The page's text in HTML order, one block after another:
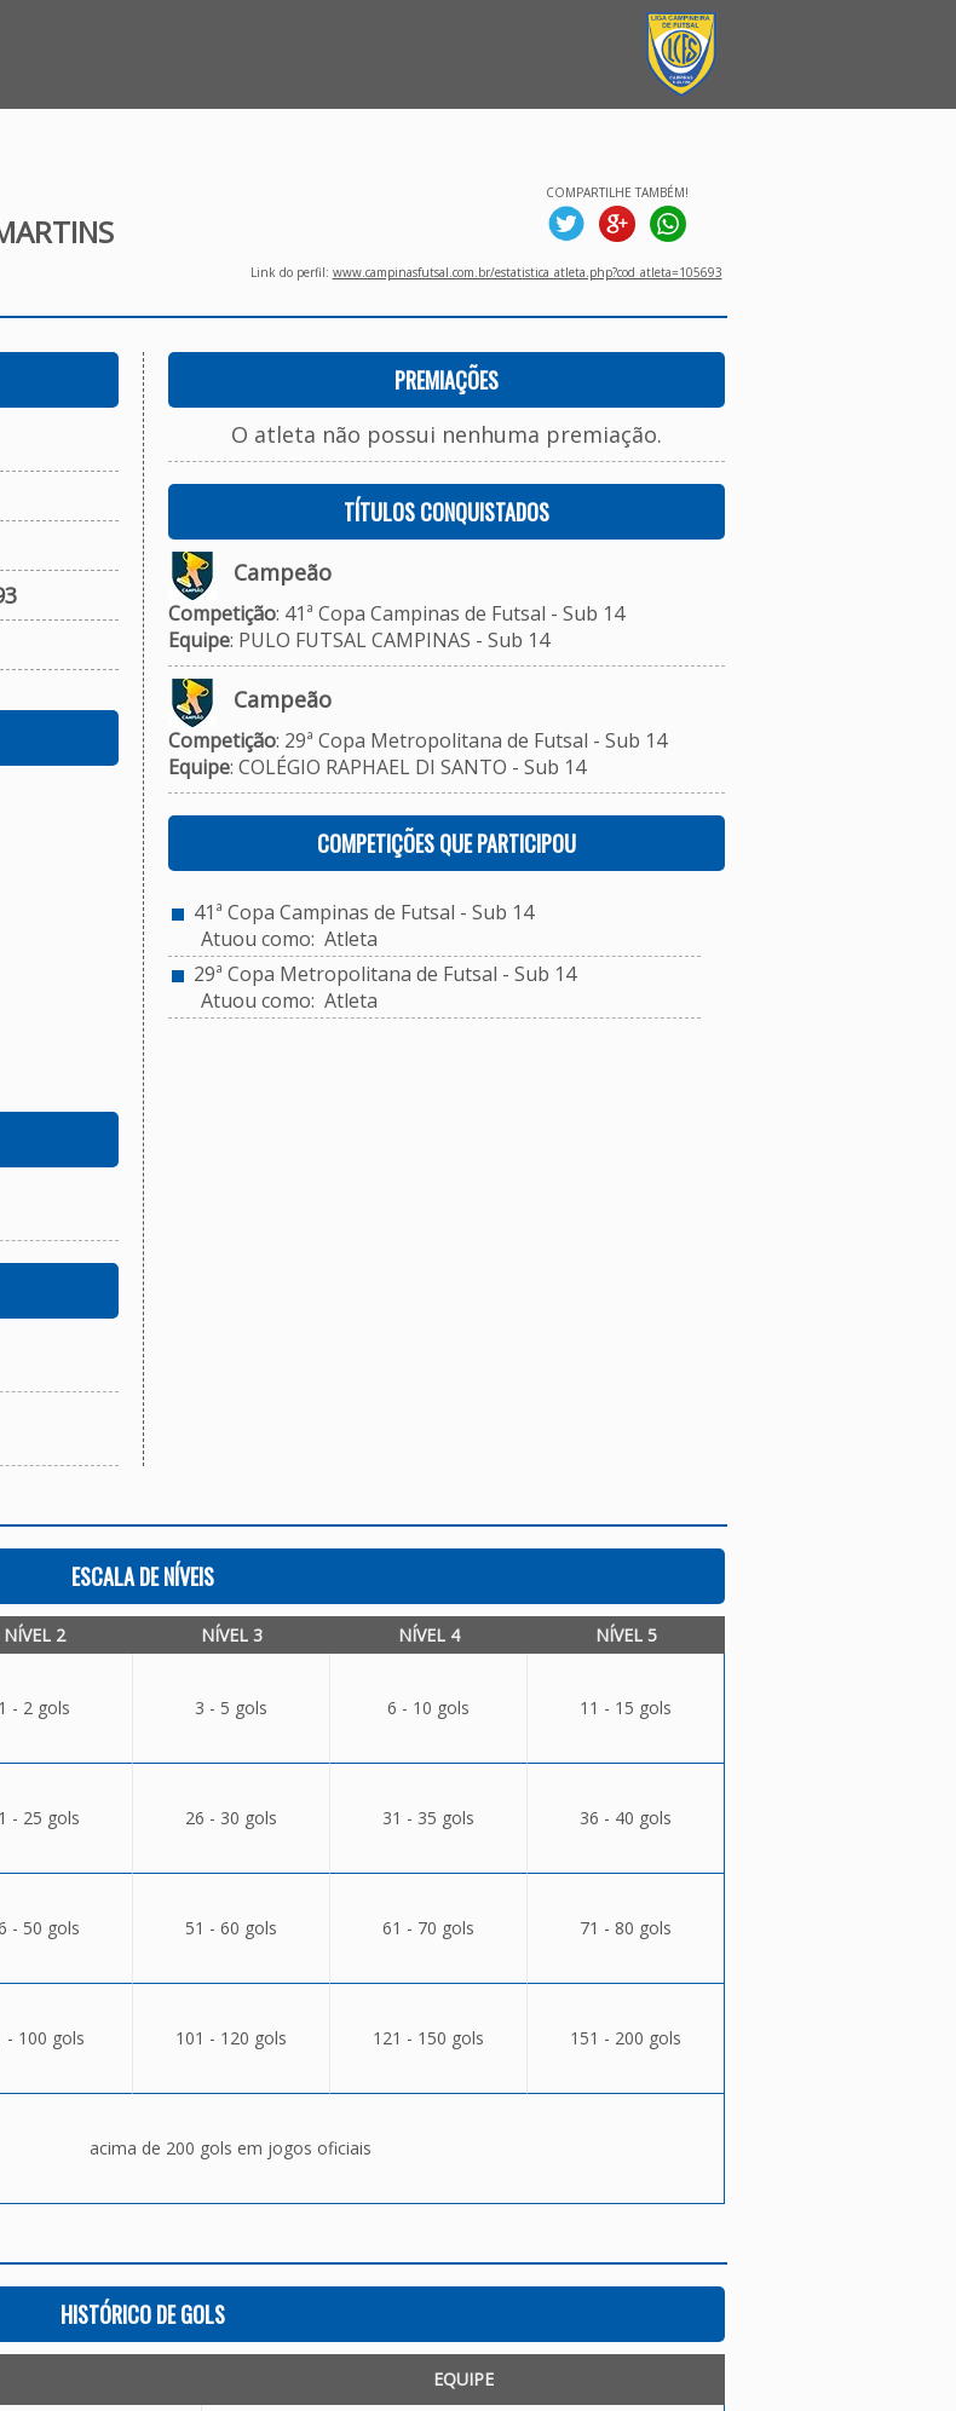
COMPARTILHE TAMBÉM!
Link do perfil: www.campinasfutsal.com.br/estatistica_atleta.php?cod_atleta=105693
PREMIAÇÕES
O atleta não possui nenhuma premiação.
TÍTULOS CONQUISTADOS
Campeão
Competição: 41ª Copa Campinas de Futsal - Sub 14
Equipe: PULO FUTSAL CAMPINAS - Sub 14
Campeão
Competição: 29ª Copa Metropolitana de Futsal - Sub 14
Equipe: COLÉGIO RAPHAEL DI SANTO - Sub 14
COMPETIÇÕES QUE PARTICIPOU
41ª Copa Campinas de Futsal - Sub 14
Atuou como: Atleta
29ª Copa Metropolitana de Futsal - Sub 14
Atuou como: Atleta
ESCALA DE NÍVEIS
NÍVEL 2 NÍVEL 3 NÍVEL 4 NÍVEL 5
1 - 2 gols 3 - 5 gols 6 - 10 gols 11 - 15 gols
- 25 gols 26 - 30 gols 31 - 35 gols 36 - 40 gols
- 50 gols 51 - 60 gols 61 - 70 gols 71 - 80 gols
- 100 gols 101 - 120 gols 121 - 150 gols 151 - 200 gols
acima de 200 gols em jogos oficiais
HISTÓRICO DE GOLS
EQUIPE